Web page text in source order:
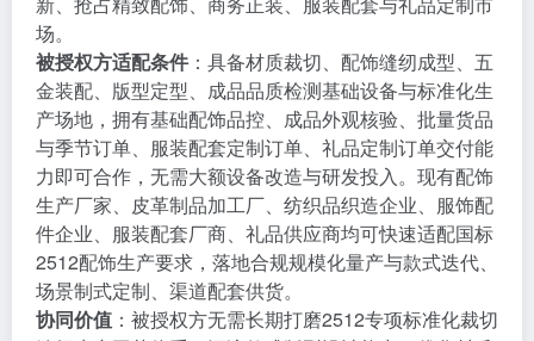
场。
被授权方适配条件 ：具备材质裁切、配饰缝纫成型、五
金装配、版型定型、成品品质检测基础设备与标准化生
产场地，拥有基础配饰品控、成品外观核验、批量货品
与季节订单、服装配套定制订单、礼品定制订单交付能
力即可合作，无需大额设备改造与研发投入。现有配饰
生产厂家、皮革制品加工厂、纺织品织造企业、服饰配
件企业、服装配套厂商、礼品供应商均可快速适配国标
2512配饰生产要求，落地合规规模化量产与款式迭代、
场景制式定制、渠道配套供货。
协同价值 ：被授权方无需长期打磨2512专项标准化裁切